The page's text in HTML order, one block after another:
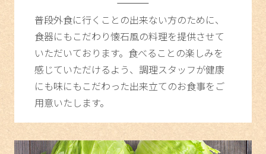
普段外食に行くことの出来ない方のために、
食器にもこだわり懐石風の料理を提供させて
いただいております。食べることの楽しみを
感じていただけるよう、調理スタッフが健康
にも味にもこだわった出来立てのお食事をご
用意いたします。